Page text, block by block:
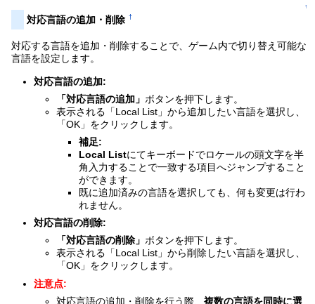
↑
対応言語の追加・削除 †
対応する言語を追加・削除することで、ゲーム内で切り替え可能な
言語を設定します。
対応言語の追加:
「対応言語の追加」 ボタンを押下します。
表示される「Local List」から追加したい言語を選択し、
「OK」をクリックします。
補足:
Local Listにてキーボードでロケールの頭文字を半
角入力することで一致する項目へジャンプすること
ができます。
既に追加済みの言語を選択しても、何も変更は行わ
れません。
対応言語の削除:
「対応言語の削除」ボタンを押下します。
表示される「Local List」から削除したい言語を選択し、
「OK」をクリックします。
注意点:
対応言語の追加・削除を行う際、複数の言語を同時に選